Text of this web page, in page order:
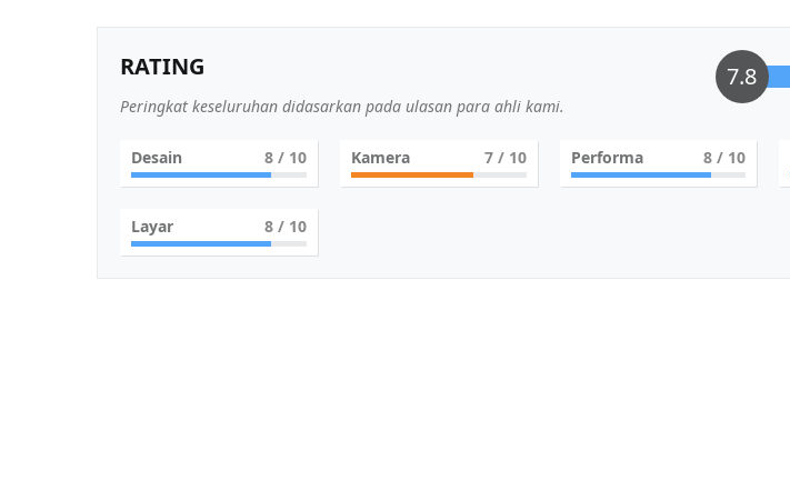
RATING
Peringkat keseluruhan didasarkan pada ulasan para ahli kami.
7.8
Desain 8/ 10 Kamera 7/ 10 Performa 8 / 10
Layar 8/ 10